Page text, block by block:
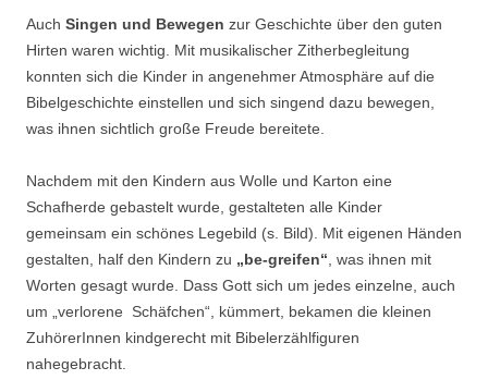
Auch Singen und Bewegen zur Geschichte über den guten
Hirten waren wichtig. Mit musikalischer Zitherbegleitung
konnten sich die Kinder in angenehmer Atmosphäre auf die
Bibelgeschichte einstellen und sich singend dazu bewegen,
was ihnen sichtlich große Freude bereitete.
Nachdem mit den Kindern aus Wolle und Karton eine
Schafherde gebastelt wurde, gestalteten alle Kinder
gemeinsam ein schönes Legebild (s. Bild). Mit eigenen Händen
gestalten, half den Kindern zu „be-greifen“, was ihnen mit
Worten gesagt wurde. Dass Gott sich um jedes einzelne, auch
um „verlorene Schäfchen“, kümmert, bekamen die kleinen
ZuhörerInnen kindgerecht mit Bibelerzählfiguren
nahegebracht.